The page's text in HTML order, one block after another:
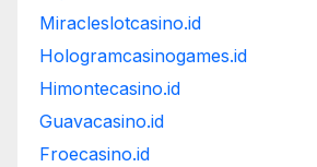
Miracleslotcasino.id
Hologramcasinogames.id
Himontecasino.id
Guavacasino.id
Froecasino.id